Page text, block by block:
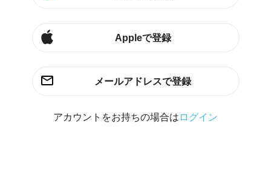
Appleで登録
メールアドレスで登録
アカウントをお持ちの場合は ログイン